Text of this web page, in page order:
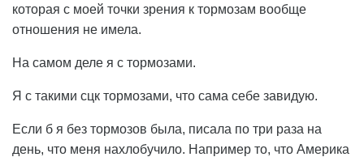
которая с моей точки зрения к тормозам вообще
отношения не имела.
На самом деле я с тормозами.
Я с такими сцк тормозами, что сама себе завидую.
Если б я без тормозов была, писала по три раза на
день, что меня нахлобучило. Например то, что Америка